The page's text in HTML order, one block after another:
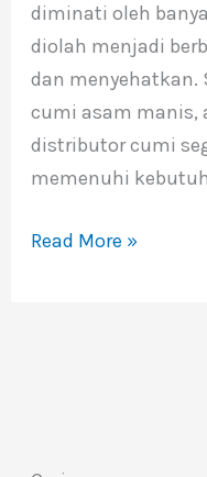
diminati oleh
diolah menjadi
dan menyehatkan.
cumi asam manis,
distributor cumi
memenuhi
Read More »